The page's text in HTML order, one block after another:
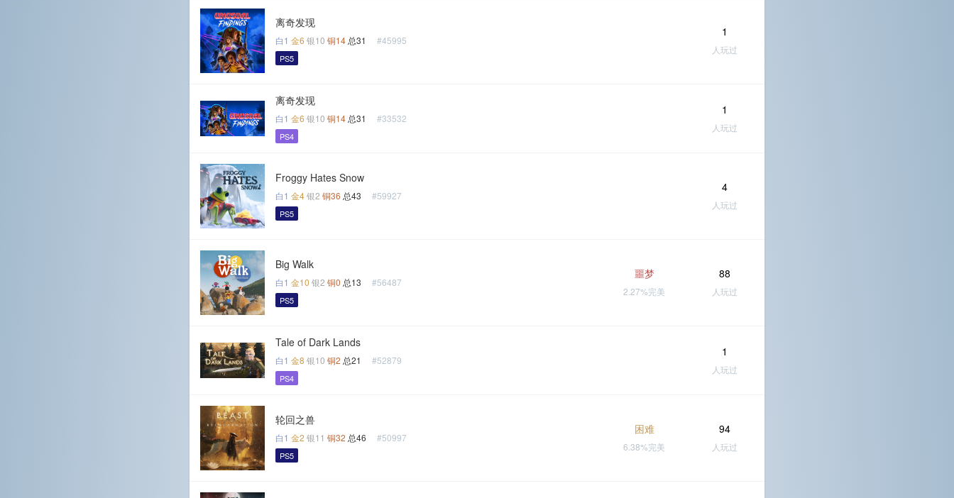
离奇发现
白1 金6 银10 铜14 总31 #45995
PS5
1
人玩过
离奇发现
白1 金6 银10 铜14 总31 #33532
PS4
1
人玩过
Froggy Hates Snow
白1 金4银2 铜36 总43 #59927
PS5
4
人玩过
Big Walk
白1 金10 银2 铜0 总13 #56487
PS5
噩梦
2.27%完美
88
人玩过
Tale of Dark Lands
白1 金8 银10 铜2 总21 #52879
PS4
1
人玩过
轮回之兽
白1 金2 银11 铜32 总46 #50997
PS5
困难
6.38%完美
94
人玩过